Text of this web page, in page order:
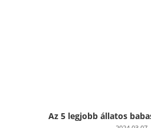
Az 5 legjobb állatos